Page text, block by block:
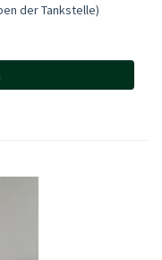
der Tankstelle)